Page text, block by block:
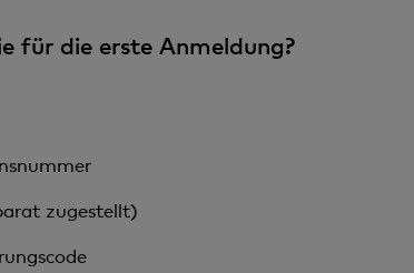
für die erste Anmeldung?
zugestellt)